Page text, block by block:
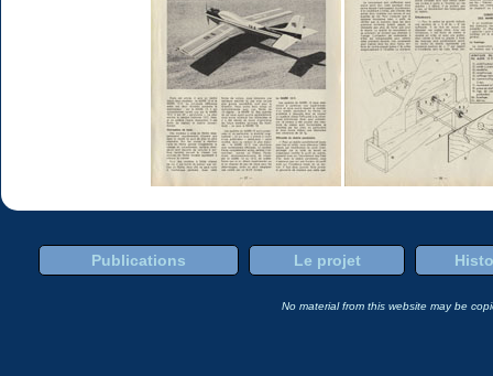
Publications Le projet
No material from this website may be